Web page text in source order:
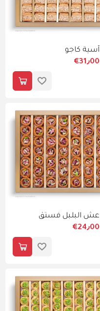
آسية كاجو
€31٫00
عش البلبل فستق
€24٫00